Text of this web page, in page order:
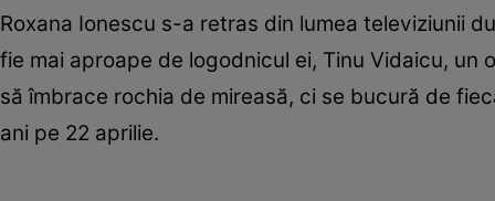
Roxana Ionescu s-a retras din lumea televiziunii
fie mai aproape de logodnicul ei, Tinu Vidaicu, un
să îmbrace rochia de mireasă, ci se bucură de
ani pe 22 aprilie.